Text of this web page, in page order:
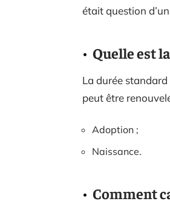
était question
Quelle est
La durée
peut être
Adoption ;
Naissance.
Comment